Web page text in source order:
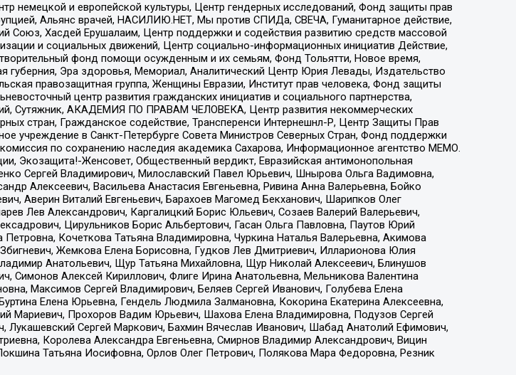
немецкой и европейской культуры, Центр гендерных исследований, Фонд защиты прав
Альянс врачей, НАСИЛИЮ.НЕТ, Мы против СПИДа, СВЕЧА, Гуманитарное действие,
Союз, Хасдей Ерушалаим, Центр поддержки и содействия развитию средств массовой
и социальных движений, Центр социально-информационных инициатив Действие,
фонд помощи осужденным и их семьям, Фонд Тольятти, Новое время,
губерния, Эра здоровья, Мемориал, Аналитический Центр Юрия Левады, Издательство
правозащитная группа, Женщины Евразии, Институт прав человека, Фонд защиты
центр развития гражданских инициатив и социального партнерства,
Сутяжник, АКАДЕМИЯ ПО ПРАВАМ ЧЕЛОВЕКА, Центр развития некоммерческих
стран, Гражданское содействие, Трансперенси Интернешнл-Р, Центр Защиты Прав
учреждение в Санкт-Петербурге Совета Министров Северных Стран, Фонд поддержки
по сохранению наследия академика Сахарова, Информационное агентство МЕМО.
Экозащита!-Женсовет, Общественный вердикт, Евразийская антимонопольная
Сергей Владимирович, Милославский Павел Юрьевич, Шнырова Ольга Вадимовна,
Алексеевич, Васильева Анастасия Евгеньевна, Ривина Анна Валерьевна, Бойко
Аверин Виталий Евгеньевич, Барахоев Магомед Бекханович, Шарипков Олег
Лев Александрович, Каргалицкий Борис Юльевич, Созаев Валерий Валерьевич,
Цирульников Борис Альбертович, Гасан Ольга Павловна, Паутов Юрий
Кочеткова Татьяна Владимировна, Чуркина Наталья Валерьевна, Акимова
Жемкова Елена Борисовна, Гудков Лев Дмитриевич, Илларионова Юлия
Анатольевич, Щур Татьяна Михайловна, Щур Николай Алексеевич, Блинушов
Симонов Алексей Кириллович, Флиге Ирина Анатольевна, Мельникова Валентина
Максимов Сергей Владимирович, Беляев Сергей Иванович, Голубева Елена
Елена Юрьевна, Гендель Людмила Залмановна, Кокорина Екатерина Алексеевна,
Мариевич, Прохоров Вадим Юрьевич, Шахова Елена Владимировна, Подузов Сергей
Лукашевский Сергей Маркович, Бахмин Вячеслав Иванович, Шабад Анатолий Ефимович,
Королева Александра Евгеньевна, Смирнов Владимир Александрович, Вицин
Татьяна Иосифовна, Орлов Олег Петрович, Полякова Мара Федоровна, Резник